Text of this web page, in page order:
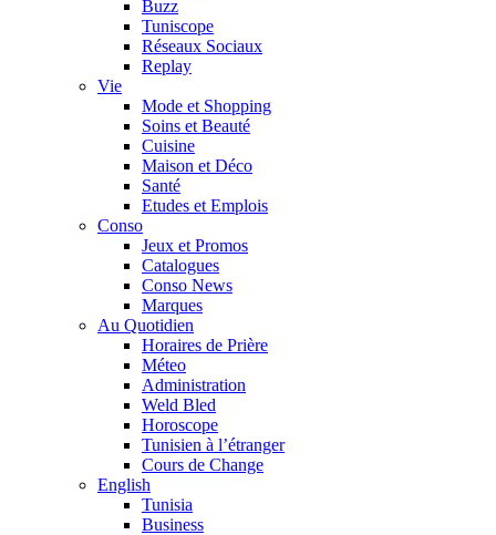
Buzz
Tuniscope
Réseaux Sociaux
Replay
Vie
Mode et Shopping
Soins et Beauté
Cuisine
Maison et Déco
Santé
Etudes et Emplois
Conso
Jeux et Promos
Catalogues
Conso News
Marques
Au Quotidien
Horaires de Prière
Méteo
Administration
Weld Bled
Horoscope
Tunisien à l’étranger
Cours de Change
English
Tunisia
Business